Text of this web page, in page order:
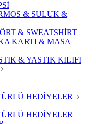
& SULUK &
& SWEATSHİRT
KARTI & MASA
& YASTIK KILIFI
HEDİYELER
HEDİYELER